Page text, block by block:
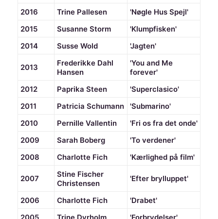
2016 Trine Pallesen
'Nøgle Hus Spejl'
2015
Susanne Storm
'Klumpfisken'
2014
Susse Wold 'Jagten'
2013
Frederikke Dahl
Hansen
'You and Me
forever'
2012
Paprika Steen
'Superclasico'
2011
Patricia Schumann
'Submarino'
2010
Pernille Vallentin
'Fri os fra det onde'
2009
Sarah Boberg
'To verdener'
2008
Charlotte Fich 'Kærlighed på film'
2007
Stine Fischer
Christensen
'Efter brylluppet'
2006 Charlotte Fich
'Drabet'